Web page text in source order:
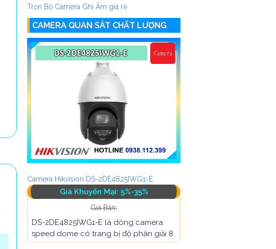
Trọn Bộ Camera Ghi Âm giá rẻ
CAMERA QUAN SÁT CHẤT LƯỢNG
Camera Hikvision DS-2DE4825IWG1-E
Giá Khuyến Mại: 5%-35%
Giá Bán:
DS-2DE4825IWG1-E là dòng camera
speed dome có trang bị độ phân giải 8